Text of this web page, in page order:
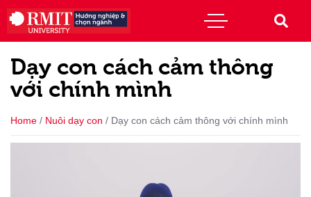
Dạy con cách cảm thông
với chính mình
Home / Nuôi dạy con / Dạy con cách cảm thông với chính mình